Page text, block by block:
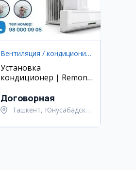
Вентиляция / кондиционирование
Установка
кондиционер | Remont
Договорная
Ташкент, Юнусабадский